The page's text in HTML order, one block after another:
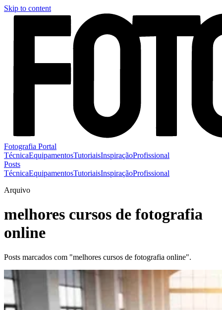
Skip to content
Fotografia Portal
TécnicaEquipamentosTutoriaisInspiraçãoProfissional
Posts
TécnicaEquipamentosTutoriaisInspiraçãoProfissional
Arquivo
melhores cursos de fotografia
online
Posts marcados com "melhores cursos de fotografia online".